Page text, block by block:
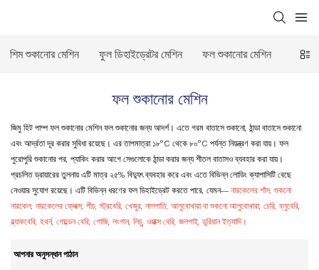
শিম শুকানোর মেশিন ফুল ডিহাইড্রেটর মেশিন ফল শুকানোর মেশিন ভেষজ
ফল শুকানোর মেশিন
জিমু হিট পাম্প ফল শুকানোর মেশিন ফল শুকানোর জন্য আদর্শ। এতে গরম বাতাসে শুকানো, ঠান্ডা বাতাসে শুকানো
এবং আর্দ্রতা দূর করার সুবিধা রয়েছে। এর তাপমাত্রা ১৮°C থেকে ৮০°C পর্যন্ত নিয়ন্ত্রণ করা যায়। ফল
পুরোপুরি শুকানোর পর, প্যাকিং করার আগে সেগুলোকে ঠান্ডা করার জন্য শীতল বাতাসও ব্যবহার করা যায়।
প্রচলিত ড্রায়ারের তুলনায় এটি মাত্র ২৫% বিদ্যুৎ ব্যবহার করে এবং এতে বিভিন্ন লোডিং ক্যাপাসিটি বেছে
নেওয়ার সুযোগ রয়েছে। এটি বিভিন্ন ধরণের ফল ডিহাইড্রেট করতে পারে, যেমন—নারকেলের শাঁস, শুকনো
নারকেল, নারকেলের ফ্লেক্স, পীচ, স্ট্রবেরি, খেজুর, নাশপাতি, আলুবোখারা বা শুকনো আলুবোখারা, চেরি, ব্লুবেরি,
ব্ল্যাকবেরি, হথর্ন, গোল্ডেন বেরি, গোজি, লংগান, লিচু, ওয়াক্স বেরি, জলপাই, ডুরিয়ান ইত্যাদি।
আপনার অনুসন্ধান পাঠান